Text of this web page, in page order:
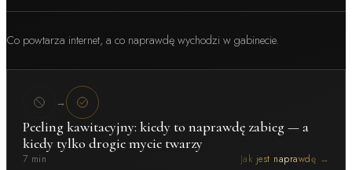
Co powtarza internet, a co naprawdę wychodzi w gabinecie.
→
Peeling kawitacyjny: kiedy to naprawdę zabieg — a
kiedy tylko drogie mycie twarzy
7 min Jak jest naprawdę →